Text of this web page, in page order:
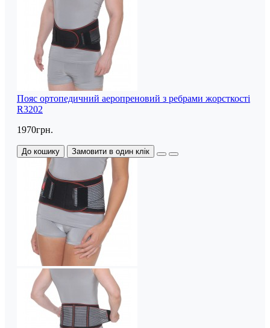
Пояс ортопедичний аеропреновий з ребрами жорсткості
R3202
1970грн.
До кошику Замовити в один клік